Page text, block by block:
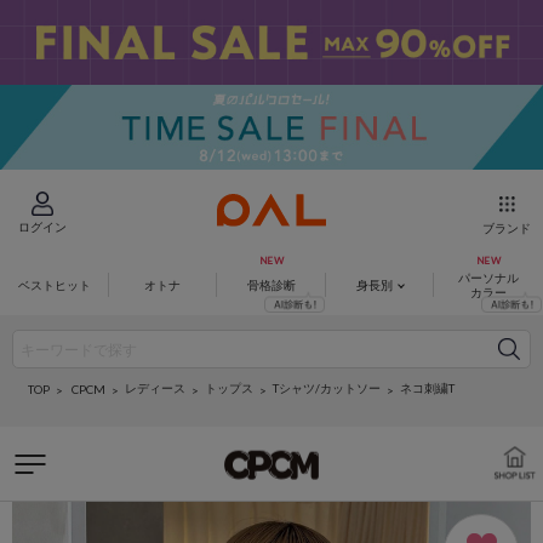
ログイン ブランド
ベストヒット オトナ 骨格診断 身長別
パーソナル
カラー
TOP CPCM レディース トップス Tシャツ/カットソー ネコ刺繍T